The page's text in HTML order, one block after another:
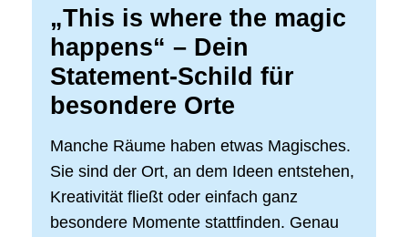
„This is where the magic
happens“ – Dein
Statement-Schild für
besondere Orte
Manche Räume haben etwas Magisches.
Sie sind der Ort, an dem Ideen entstehen,
Kreativität fließt oder einfach ganz
besondere Momente stattfinden. Genau